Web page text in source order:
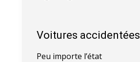
Voitures accidentées
Peu importe l’état